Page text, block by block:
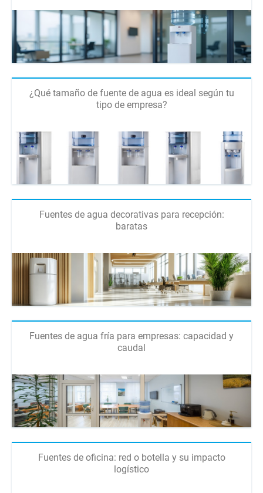
¿Qué tamaño de fuente de agua es ideal según tu
tipo de empresa?
Fuentes de agua decorativas para recepción:
baratas
Fuentes de agua fría para empresas: capacidad y
caudal
Fuentes de oficina: red o botella y su impacto
logístico